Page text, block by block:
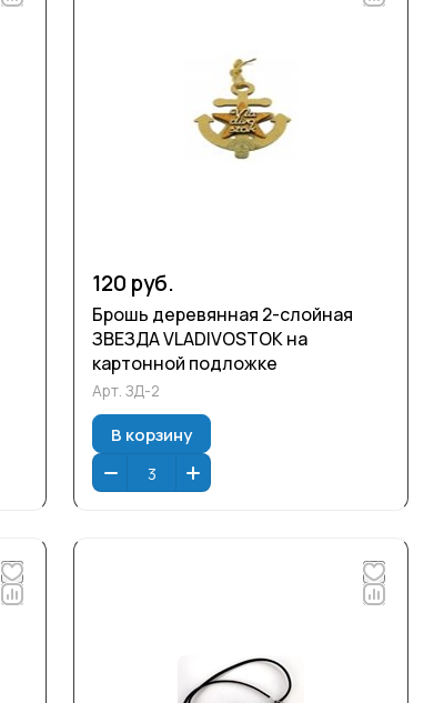
120 руб.
Брошь деревянная 2-слойная
ЗВЕЗДА VLADIVOSTOK на
картонной подложке
Арт. ЗД-2
В корзину